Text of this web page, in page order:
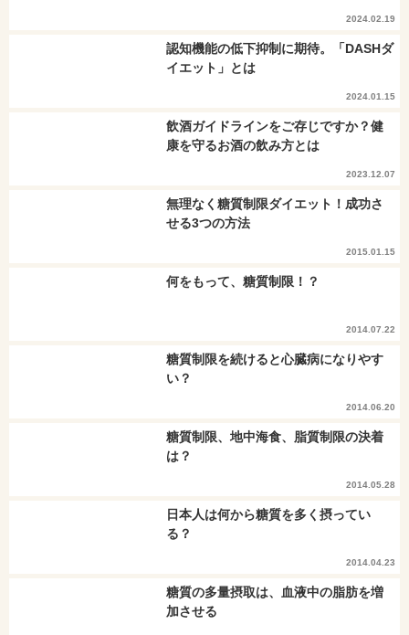
2024.02.19
認知機能の低下抑制に期待。「DASHダ
イエット」とは
2024.01.15
飲酒ガイドラインをご存じですか？健
康を守るお酒の飲み方とは
2023.12.07
無理なく糖質制限ダイエット！成功さ
せる3つの方法
2015.01.15
何をもって、糖質制限！？
2014.07.22
糖質制限を続けると心臓病になりやす
い？
2014.06.20
糖質制限、地中海食、脂質制限の決着
は？
2014.05.28
日本人は何から糖質を多く摂ってい
る？
2014.04.23
糖質の多量摂取は、血液中の脂肪を増
加させる